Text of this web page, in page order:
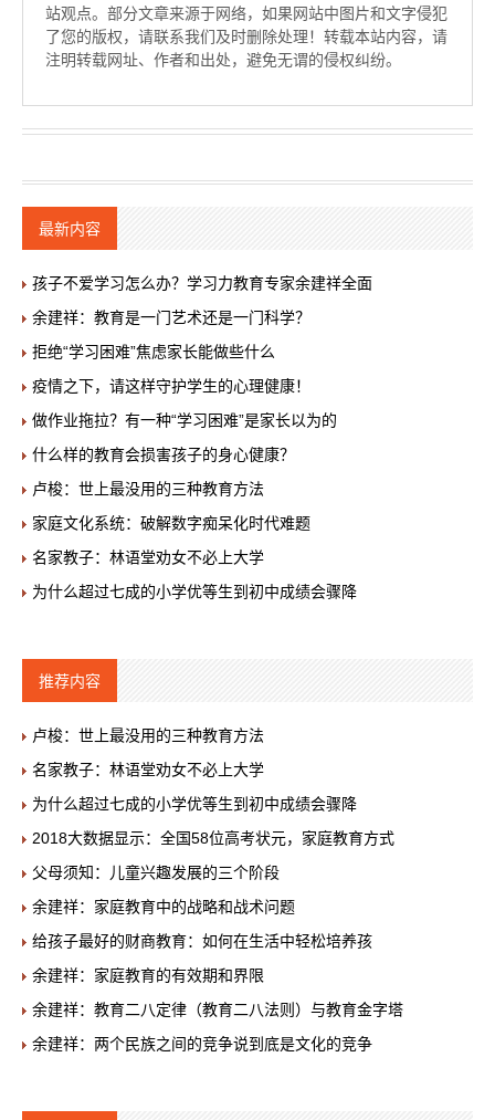
站观点。部分文章来源于网络，如果网站中图片和文字侵犯
了您的版权，请联系我们及时删除处理！转载本站内容，请
注明转载网址、作者和出处，避免无谓的侵权纠纷。
最新内容
孩子不爱学习怎么办？学习力教育专家余建祥全面
余建祥：教育是一门艺术还是一门科学？
拒绝“学习困难”焦虑家长能做些什么
疫情之下，请这样守护学生的心理健康！
做作业拖拉？有一种“学习困难”是家长以为的
什么样的教育会损害孩子的身心健康？
卢梭：世上最没用的三种教育方法
家庭文化系统：破解数字痴呆化时代难题
名家教子：林语堂劝女不必上大学
为什么超过七成的小学优等生到初中成绩会骤降
推荐内容
卢梭：世上最没用的三种教育方法
名家教子：林语堂劝女不必上大学
为什么超过七成的小学优等生到初中成绩会骤降
2018大数据显示：全国58位高考状元，家庭教育方式
父母须知：儿童兴趣发展的三个阶段
余建祥：家庭教育中的战略和战术问题
给孩子最好的财商教育：如何在生活中轻松培养孩
余建祥：家庭教育的有效期和界限
余建祥：教育二八定律（教育二八法则）与教育金字塔
余建祥：两个民族之间的竞争说到底是文化的竞争